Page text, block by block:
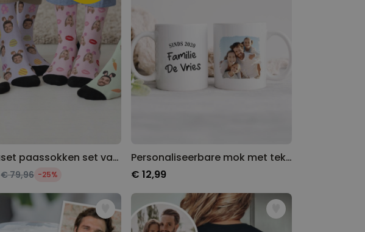
Cadeauset paassokken set van 4 met gezicht en konijnenoren
€ 79,96 -25%
Personaliseerbare mok met tekst en foto
€ 12,99